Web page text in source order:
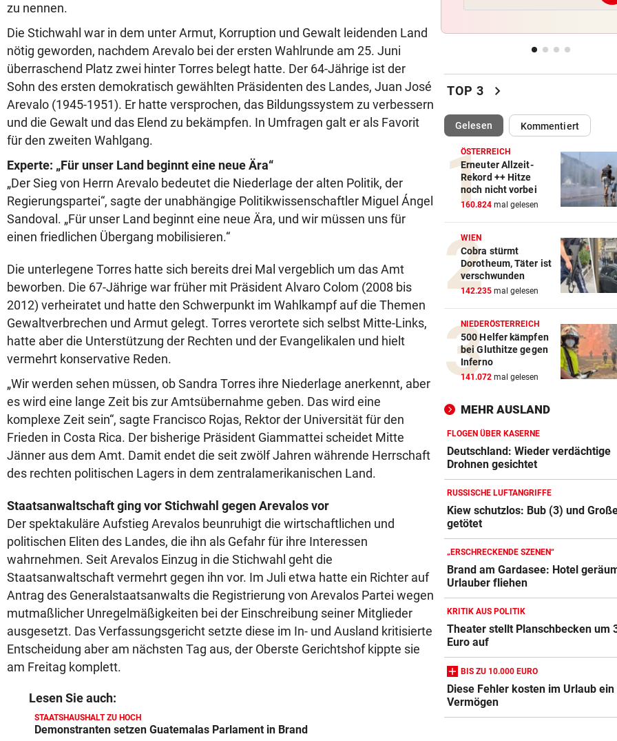
zu nennen.
Die Stichwahl war in dem unter Armut, Korruption und Gewalt leidenden Land
nötig geworden, nachdem Arevalo bei der ersten Wahlrunde am 25. Juni
überraschend Platz zwei hinter Torres belegt hatte. Der 64-Jährige ist der
Sohn des ersten demokratisch gewählten Präsidenten des Landes, Juan José
Arevalo (1945-1951). Er hatte versprochen, das Bildungssystem zu verbessern
und die Gewalt und das Elend zu bekämpfen. In Umfragen galt er als Favorit
für den zweiten Wahlgang.
Experte: „Für unser Land beginnt eine neue Ära“
„Der Sieg von Herrn Arevalo bedeutet die Niederlage der alten Politik, der
Regierungspartei“, sagte der unabhängige Politikwissenschaftler Miguel Ángel
Sandoval. „Für unser Land beginnt eine neue Ära, und wir müssen uns für
einen friedlichen Übergang mobilisieren.“
Die unterlegene Torres hatte sich bereits drei Mal vergeblich um das Amt
beworben. Die 67-Jährige war früher mit Präsident Alvaro Colom (2008 bis
2012) verheiratet und hatte den Schwerpunkt im Wahlkampf auf die Themen
Gewaltverbrechen und Armut gelegt. Torres verortete sich selbst Mitte-Links,
hatte aber die Unterstützung der Rechten und der Evangelikalen und hielt
vermehrt konservative Reden.
„Wir werden sehen müssen, ob Sandra Torres ihre Niederlage anerkennt, aber
es wird eine lange Zeit bis zur Amtsübernahme geben. Das wird eine
komplexe Zeit sein“, sagte Francisco Rojas, Rektor der Universität für den
Frieden in Costa Rica. Der bisherige Präsident Giammattei scheidet Mitte
Jänner aus dem Amt. Damit endet die seit zwölf Jahren währende Herrschaft
des rechten politischen Lagers in dem zentralamerikanischen Land.
Staatsanwaltschaft ging vor Stichwahl gegen Arevalos vor
Der spektakuläre Aufstieg Arevalos beunruhigt die wirtschaftlichen und
politischen Eliten des Landes, die ihn als Gefahr für ihre Interessen
wahrnehmen. Seit Arevalos Einzug in die Stichwahl geht die
Staatsanwaltschaft vermehrt gegen ihn vor. Im Juli etwa hatte ein Richter auf
Antrag des Generalstaatsanwalts die Registrierung von Arevalos Partei wegen
mutmaßlicher Unregelmäßigkeiten bei der Einschreibung seiner Mitglieder
ausgesetzt. Das Verfassungsgericht setzte diese im In- und Ausland kritisierte
Entscheidung aber am nächsten Tag aus, der Oberste Gerichtshof kippte sie
am Freitag komplett.
Lesen Sie auch:
STAATSHAUSHALT ZU HOCH
Demonstranten setzen Guatemalas Parlament in Brand
E-Scooter-Fahrer?
Fans lästern über Bikini-
von Carmen Geiss
AM HELLLICHTEN TAG
Mann soll 33-Jährige in Wien
vergewaltigt haben
ZU SAISONSTART ZURÜCK? vor
Lamparter meldet sich
aus der Klinik
RUSSISCHE LUFTANGRIFFE vor
Kiew schutzlos: Bub (3) und
Großeltern getötet
TELEFON LÄUFT HEISS
Mediziner verschiebt seine
Pension für Patienten
„ERSCHRECKENDE SZENEN“ vor
geräumt, Urlauber fliehen
ACHT KILO TNT IM BODEN vor 2
Schon wieder Sprengstoff in
beliebtem See gefunden
WURDE NUR 27 JAHRE ALT vor 2
Uganda trauert! Teamspieler
Überfall ermordet
TOP 3 chevron_right
Gelesen(ausgewählt)Kommentiert
ÖSTERREICH
Erneuter Allzeit-
Rekord ++ Hitze
noch nicht vorbei
160.824 mal gelesen
WIEN
Cobra stürmt
Dorotheum, Täter ist
verschwunden
142.235 mal gelesen
NIEDERÖSTERREICH
500 Helfer kämpfen
bei Gluthitze gegen
Inferno
141.072 mal gelesen
MEHR AUSLAND
FLOGEN ÜBER KASERNE
Deutschland: Wieder verdächtige
Drohnen gesichtet
RUSSISCHE LUFTANGRIFFE
Kiew schutzlos: Bub (3) und
getötet
„ERSCHRECKENDE SZENEN“
Brand am Gardasee: Hotel
Urlauber fliehen
KRITIK AUS POLITIK
Theater stellt Planschbecken um
Euro auf
BIS ZU 10.000 EURO
Diese Fehler kosten im Urlaub ein
Vermögen